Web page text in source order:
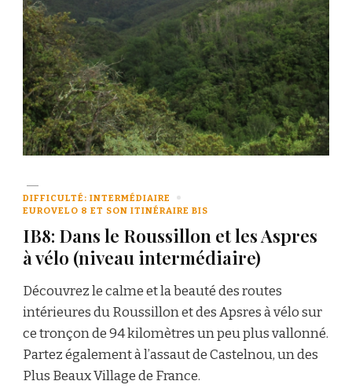
DIFFICULTÉ: INTERMÉDIAIRE
EUROVELO 8 ET SON ITINÉRAIRE BIS
IB8: Dans le Roussillon et les Aspres
à vélo (niveau intermédiaire)
Découvrez le calme et la beauté des routes
intérieures du Roussillon et des Apsres à vélo sur
ce tronçon de 94 kilomètres un peu plus vallonné.
Partez également à l’assaut de Castelnou, un des
Plus Beaux Village de France.